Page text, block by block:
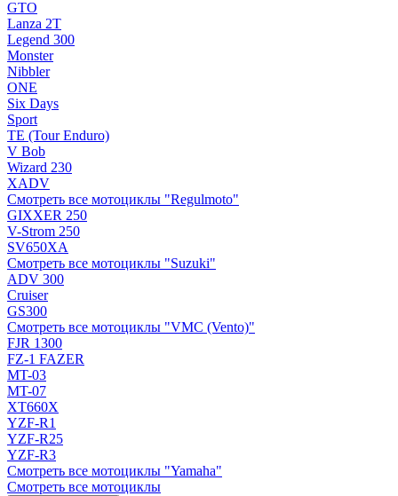
GTO
Lanza 2T
Legend 300
Monster
Nibbler
ONE
Six Days
Sport
TE (Tour Enduro)
V Bob
Wizard 230
XADV
Смотреть все мотоциклы "Regulmoto"
GIXXER 250
V-Strom 250
SV650XA
Смотреть все мотоциклы "Suzuki"
ADV 300
Cruiser
GS300
Смотреть все мотоциклы "VMC (Vento)"
FJR 1300
FZ-1 FAZER
MT-03
MT-07
XT660X
YZF-R1
YZF-R25
YZF-R3
Смотреть все мотоциклы "Yamaha"
Смотреть все мотоциклы